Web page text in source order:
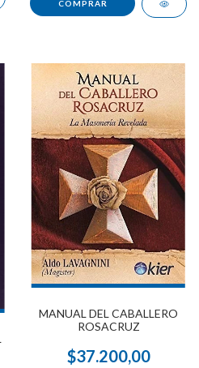
MANUAL DEL CABALLERO
ROSACRUZ
$37.200,00